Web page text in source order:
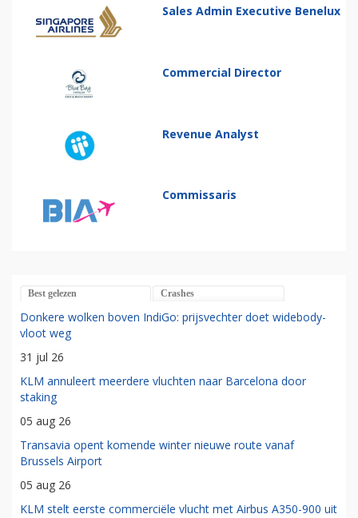
Sales Admin Executive Benelux
Commercial Director
Revenue Analyst
Commissaris
Best gelezen Crashes
Donkere wolken boven IndiGo: prijsvechter doet widebody-
vloot weg
31 jul 26
KLM annuleert meerdere vluchten naar Barcelona door
staking
05 aug 26
Transavia opent komende winter nieuwe route vanaf
Brussels Airport
05 aug 26
KLM stelt eerste commerciële vlucht met Airbus A350-900 uit